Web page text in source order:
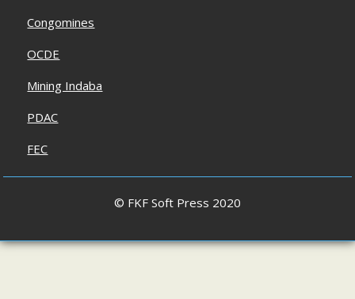
Congomines
OCDE
Mining Indaba
PDAC
FEC
© FKF Soft Press 2020